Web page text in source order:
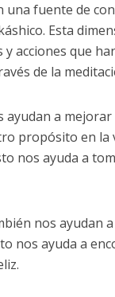
una fuente de
Esta
acciones que
de la
ayudan a
propósito en
nos ayuda a
nos
nos ayuda a